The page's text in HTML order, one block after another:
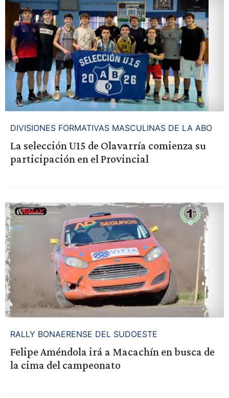
DIVISIONES FORMATIVAS MASCULINAS DE LA ABO
La selección U15 de Olavarría comienza su
participación en el Provincial
RALLY BONAERENSE DEL SUDOESTE
Felipe Améndola irá a Macachín en busca de
la cima del campeonato